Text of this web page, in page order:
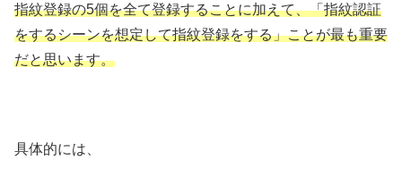
指紋登録の5個を全て登録することに加えて、「指紋認証
をするシーンを想定して指紋登録をする」ことが最も重要
だと思います。
具体的には、